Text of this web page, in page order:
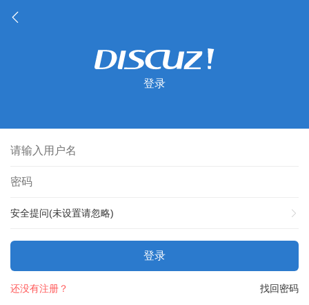
登录
安全提问(未设置请忽略)
登录
找回密码
还没有注册？